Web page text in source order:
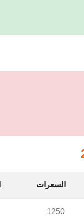
السعرات
1250